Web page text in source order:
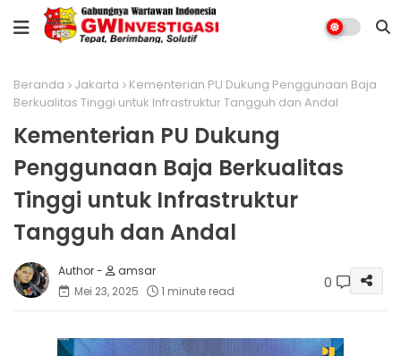
Beranda Jakarta
Kementerian PU Dukung Penggunaan Baja
Berkualitas Tinggi untuk Infrastruktur Tangguh dan Andal
Kementerian PU Dukung
Penggunaan Baja Berkualitas
Tinggi untuk Infrastruktur
Tangguh dan Andal
amsar
Mei 23, 2025
1 minute read 0